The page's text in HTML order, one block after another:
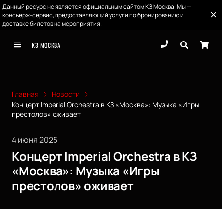
Данный ресурс не является официальным сайтом КЗ Москва. Мы —
консьерж-сервис, предоставляющий услуги по бронированию и
доставке билетов на мероприятия.
КЗ МОСКВА
Главная
Новости
Концерт Imperial Orchestra в КЗ «Москва»: Музыка «Игры
престолов» оживает
4 июня 2025
Концерт Imperial Orchestra в КЗ
«Москва»: Музыка «Игры
престолов» оживает